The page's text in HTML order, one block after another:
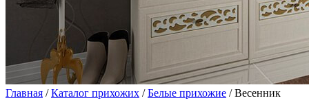
Главная /Каталог прихожих /Белые прихожие / Весенник